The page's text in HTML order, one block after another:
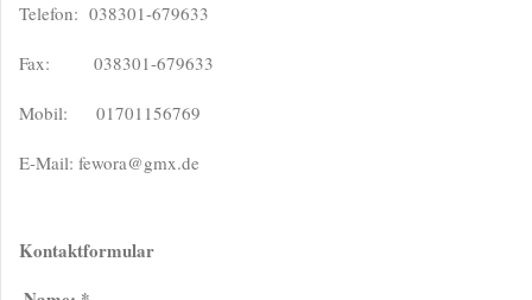
Telefon: 038301-679633
Fax: 038301-679633
Mobil: 01701156769
E-Mail: fewora@gmx.de
Kontaktformular